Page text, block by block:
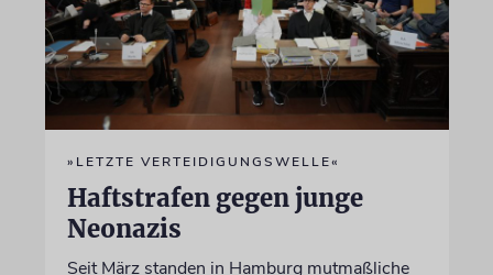
»LETZTE VERTEIDIGUNGSWELLE«
Haftstrafen gegen junge
Neonazis
Seit März standen in Hamburg mutmaßliche